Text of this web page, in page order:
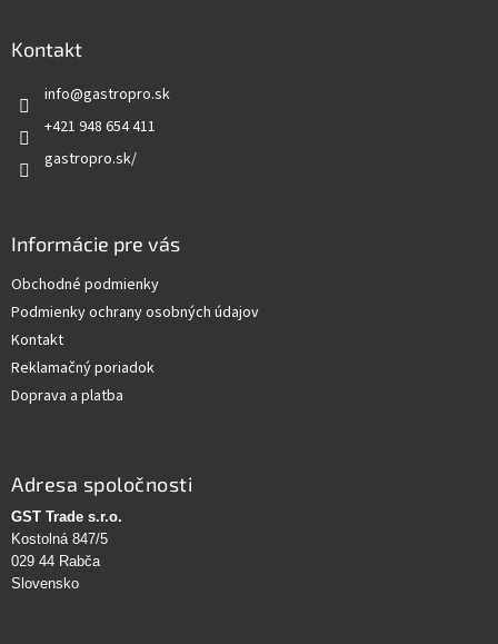
Kontakt
info@gastropro.sk
+421 948 654 411
gastropro.sk/
Informácie pre vás
Obchodné podmienky
Podmienky ochrany osobných údajov
Kontakt
Reklamačný poriadok
Doprava a platba
Adresa spoločnosti
GST Trade s.r.o.
Kostolná 847/5
029 44 Rabča
Slovensko